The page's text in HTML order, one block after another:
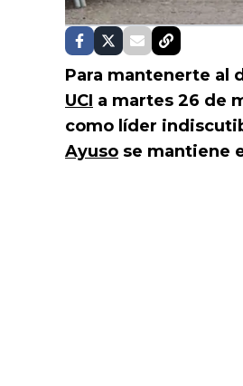
Para mantenerte al
UCI a martes 26 de
como líder
Ayuso se mantiene